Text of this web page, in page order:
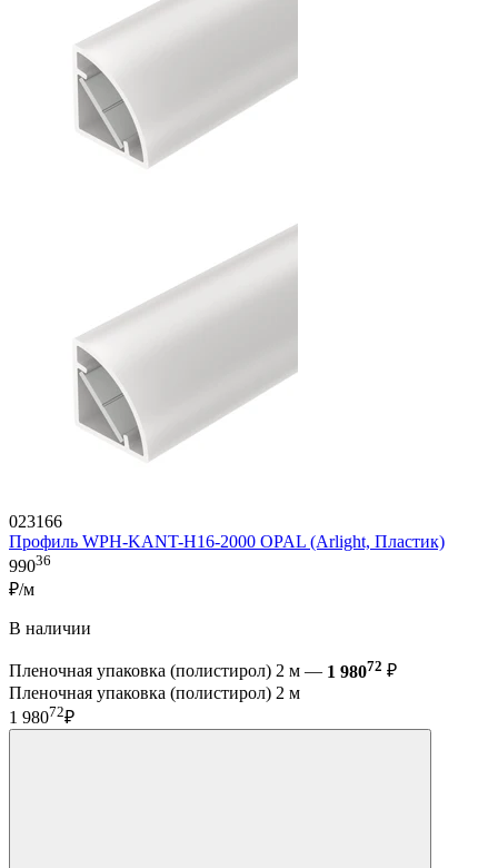
023166
Профиль WPH-KANT-H16-2000 OPAL (Arlight, Пластик)
99036
₽/м
В наличии
Пленочная упаковка (полистирол) 2 м — 1 98072 ₽
Пленочная упаковка (полистирол) 2 м
1 98072₽